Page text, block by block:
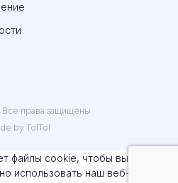
Все права защищены
by TolTol
файлы cookie, чтобы вы могли
использовать наш веб-сайт.